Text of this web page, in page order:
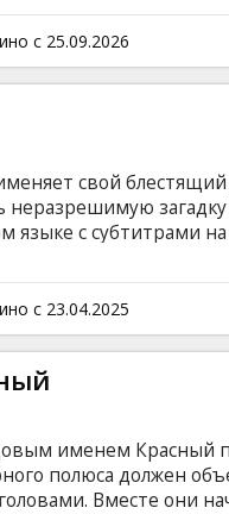
нерушимую связь
пройти через
языке с субтитрами
с 25.09.2026
свой
загадку
языке с субтитрами
с 23.04.2025
именем Красный
полюса должен
Вместе они